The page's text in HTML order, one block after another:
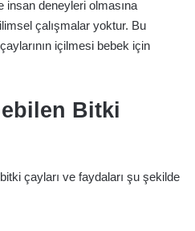
insan deneyleri olmasına
çalışmalar yoktur. Bu
içilmesi bebek için
Bitki
çayları ve faydaları şu şekilde